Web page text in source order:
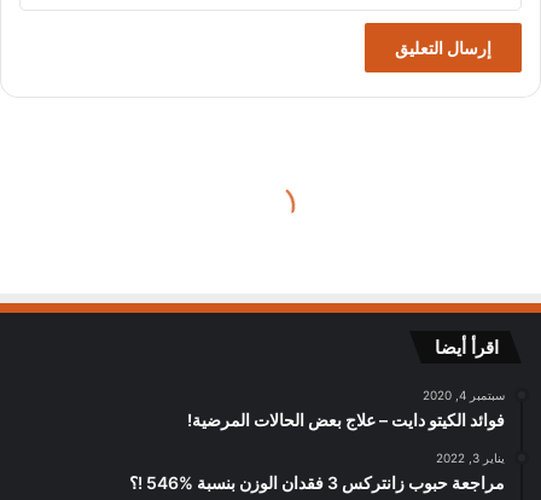
اقرأ أيضا
سبتمبر 4, 2020
فوائد الكيتو دايت – علاج بعض الحالات المرضية!
يناير 3, 2022
مراجعة حبوب زانتركس 3 فقدان الوزن بنسبة %546 !؟